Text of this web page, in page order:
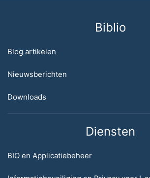
Biblio
Blog artikelen
Nieuwsberichten
Downloads
Diensten
BIO en Applicatiebeheer